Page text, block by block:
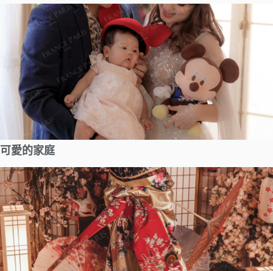
可愛的家庭